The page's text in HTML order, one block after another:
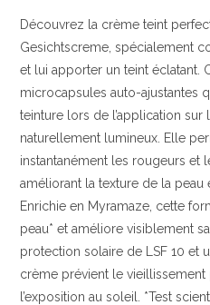
10
|
Vegan
Découvrez la crème teint
Gesichtscreme, spécialement
et lui apporter un teint éclatant.
microcapsules auto-ajustantes
teinture lors de l’application sur
naturellement lumineux. Elle
instantanément les rougeurs et
améliorant la texture de la peau
Enrichie en Myramaze, cette
peau* et améliore visiblement
protection solaire de LSF 10 et
crème prévient le
l’exposition au soleil. *Test